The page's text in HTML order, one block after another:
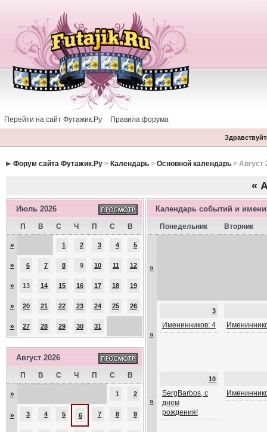
Перейти на сайт Футажик.Ру Правила форума
Форум сайта Футажик.Ру> Календарь> Основной календарь> Август
«
Июль 2026
П В С Ч П С В
» 1 2 3 4 5
» 6 7 8 9 10 11 12
» 13 14 15 16 17 18 19
» 20 21 22 23 24 25 26
» 27 28 29 30 31
Август 2026
П В С Ч П С В
» 1 2
» 3 4 5 6 7 8 9
Календарь событий и
Понедельник Вторник
»
»
3
Именинников: 4
»
10
SergBarbos, с
днем
рождения!